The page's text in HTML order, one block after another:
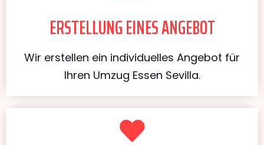
ERSTELLUNG EINES ANGEBOT
Wir erstellen ein individuelles Angebot für
Ihren Umzug Essen Sevilla.